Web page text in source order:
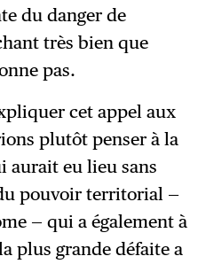
du danger de
très bien que
pas.
cet appel aux
plutôt penser à la
aurait eu lieu sans
pouvoir territorial —
— qui a également à
plus grande défaite a